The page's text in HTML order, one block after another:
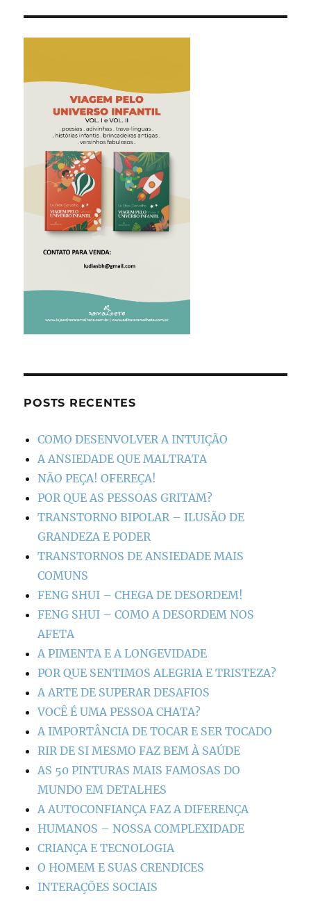
POSTS RECENTES
COMO DESENVOLVER A INTUIÇÃO
A ANSIEDADE QUE MALTRATA
NÃO PEÇA! OFEREÇA!
POR QUE AS PESSOAS GRITAM?
TRANSTORNO BIPOLAR – ILUSÃO DE
GRANDEZA E PODER
TRANSTORNOS DE ANSIEDADE MAIS
COMUNS
FENG SHUI – CHEGA DE DESORDEM!
FENG SHUI – COMO A DESORDEM NOS
AFETA
A PIMENTA E A LONGEVIDADE
POR QUE SENTIMOS ALEGRIA E TRISTEZA?
A ARTE DE SUPERAR DESAFIOS
VOCÊ É UMA PESSOA CHATA?
A IMPORTÂNCIA DE TOCAR E SER TOCADO
RIR DE SI MESMO FAZ BEM À SAÚDE
AS 50 PINTURAS MAIS FAMOSAS DO
MUNDO EM DETALHES
A AUTOCONFIANÇA FAZ A DIFERENÇA
HUMANOS – NOSSA COMPLEXIDADE
CRIANÇA E TECNOLOGIA
O HOMEM E SUAS CRENDICES
INTERAÇÕES SOCIAIS